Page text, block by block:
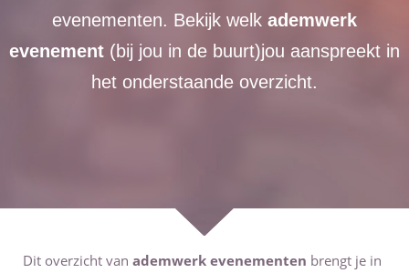
evenementen. Bekijk welk ademwerk
evenement (bij jou in de buurt)jou aanspreekt in
het onderstaande overzicht.
Dit overzicht van ademwerk evenementen brengt je in